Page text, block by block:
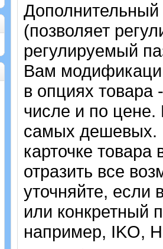
(позволяет
регулируемый
Вам
в опциях товара
числе и по
самых дешевых.
карточке
отразить все
уточняйте, если
или конкретный
например, IKO,